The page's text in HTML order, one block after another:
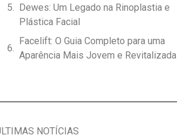
Dewes: Um Legado na Rinoplastia e
Plástica Facial
Facelift: O Guia Completo para uma
Aparência Mais Jovem e Revitalizada
NOTÍCIAS